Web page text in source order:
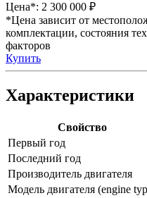
Цена*: 2 300 000 ₽
*Цена зависит от
комплектации, состояния
факторов
Купить
Характеристики
Свойство
Первый год
Последний год
Производитель двигателя
Модель двигателя (engine